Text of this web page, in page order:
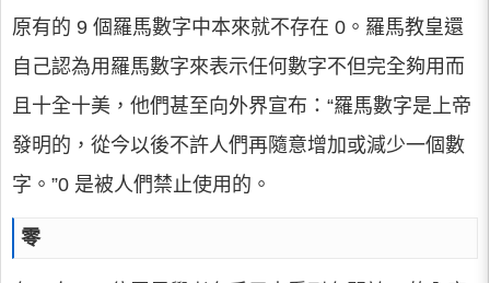
原有的 9 個羅馬數字中本來就不存在 0。羅馬教皇還
自己認為用羅馬數字來表示任何數字不但完全夠用而
且十全十美，他們甚至向外界宣布：“羅馬數字是上帝
發明的，從今以後不許人們再隨意增加或減少一個數
字。”0 是被人們禁止使用的。
零